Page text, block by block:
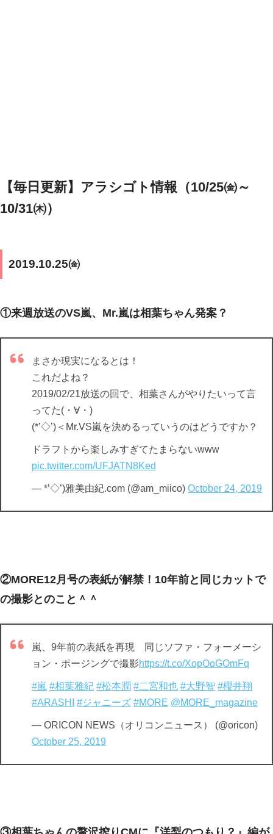
【毎日更新】アラシゴト情報（10/25㈮～
10/31㈭）
2019.10.25㈮
①来週放送のVS嵐、Mr.嵐は相葉ちゃん発案？
まさか現実になるとは！
これだよね？
2019/02/21放送の回で、相葉さんがやりたいって言
ってた(・∀・)
(*’◇’)＜Mr.VS嵐を決めるっていうのはどうですか？
ドラフトから楽しみすぎてたまらないwww
pic.twitter.com/UFJATN8Ked
— *’◇’)雅美由紀.com (@am_miico) October 24, 2019
②MORE12月号の表紙が解禁！10年前と同じカットで
の撮影とのこと＾＾
嵐、9年前の表紙を再現 同じソファ・フォーメーシ
ョン・ポージングで撮影https://t.co/XopOoGOmFq
#嵐 #相葉雅紀 #松本潤 #二宮和也 #大野智 #櫻井翔
#ARASHI
#ジャニーズ #MORE @MORE_magazine
— ORICON NEWS（オリコンニュース） (@oricon)
October 25, 2019